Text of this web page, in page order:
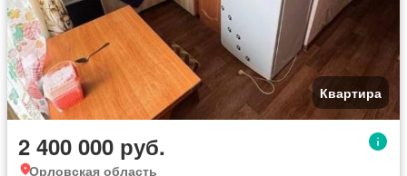
Квартира
2 400 000 руб.
Орловская область